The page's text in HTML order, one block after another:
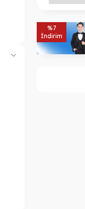
%7
İndirim